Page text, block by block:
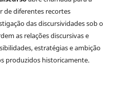
de diferentes recortes
das discursividades sob o
as relações discursivas e
estratégias e ambição
produzidos historicamente.